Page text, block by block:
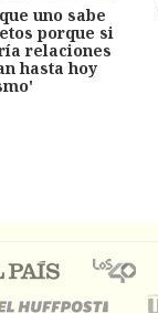
uno sabe
porque si
relaciones
hasta hoy